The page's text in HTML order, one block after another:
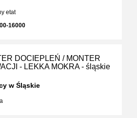
etat
16000
DOCIEPLEŃ / MONTER
- LEKKA MOKRA - śląskie
w Śląskie